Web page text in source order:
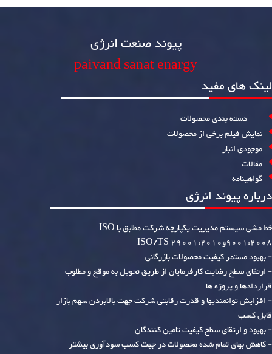
پیوند صنعت انرژی
paivand sanat enargy
لینک های مفید
دسته بندی محصولات
نمایش فیلم برخی از محصولات
موجودی انبار
مقالات
گواهینامه
درباره پیوند انرژی
خط مشی سیستم مدیریت یکپارچه شرکت مطابق با ISO
9001:2008وISO/TS 29001:2010
- بهبود مستمر کیفیت محصولات بازرگانی
- ارتقای سطح رضایت کارفرمایان از طریق تحویل به موقع و مطلوب
قراردادها و پروژه ها
- افزایش توانمندیها و قدرت رقابتی شرکت جهت بالابردن سهم بازار
قابل کسب
- بهبود و ارتقای سطح کیفیت تامین کنندگان
- کاهش بهای تمام شده محصولات در جهت کسب سودآوری بیشتر